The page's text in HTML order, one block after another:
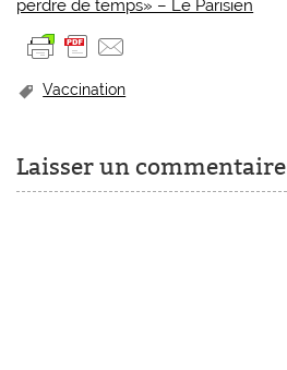
perdre de temps» – Le Parisien
Vaccination
Laisser un commentaire